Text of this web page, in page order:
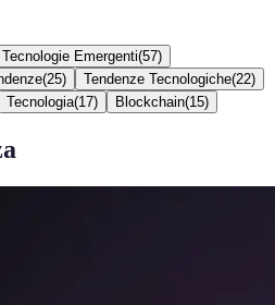
Tecnologie Emergenti(57)
(25) Tendenze Tecnologiche(22)
Tecnologia(17) Blockchain(15)